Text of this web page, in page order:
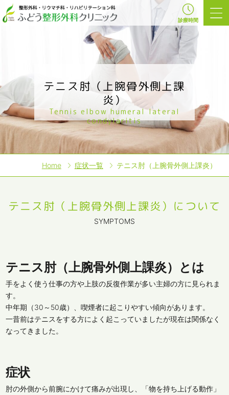
診療時間
テニス肘（上腕骨外側上課
炎）
Tennis elbow humeral lateral
condylaritis
Home 症状一覧 テニス肘（上腕骨外側上課炎）
テニス肘（上腕骨外側上課炎）について
SYMPTOMS
テニス肘（上腕骨外側上課炎）とは
手をよく使う仕事の方や上肢の反復作業が多い主婦の方に見られま
す。
中年期（30～50歳）、喫煙者に起こりやすい傾向があります。
一昔前はテニスをする方によく起こっていましたが現在は関係なく
なってきました。
症状
肘の外側から前腕にかけて痛みが出現し、「物を持ち上げる動作」